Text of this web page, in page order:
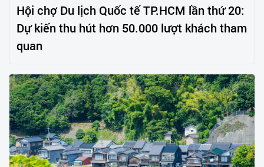
Hội chợ Du lịch Quốc tế TP.HCM lần thứ 20:
Dự kiến thu hút hơn 50.000 lượt khách tham
quan